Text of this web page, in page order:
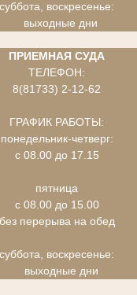
суббота, воскресенье:
дни
СУДА
ТЕЛЕФОН:
8(81733) 2-12-62
ГРАФИК РАБОТЫ:
понедельник-четверг:
с 08.00 до 17.15
пятница
с 08.00 до 15.00
без перерыва на обед
суббота, воскресенье:
дни